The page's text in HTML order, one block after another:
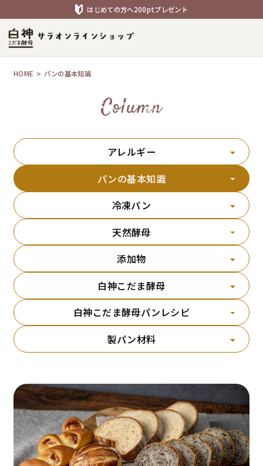
はじめての方へ200ptプレゼント
HOME パンの基本知識
Column
アレルギー
パンの基本知識
冷凍パン
天然酵母
添加物
白神こだま酵母
白神こだま酵母パンレシピ
製パン材料